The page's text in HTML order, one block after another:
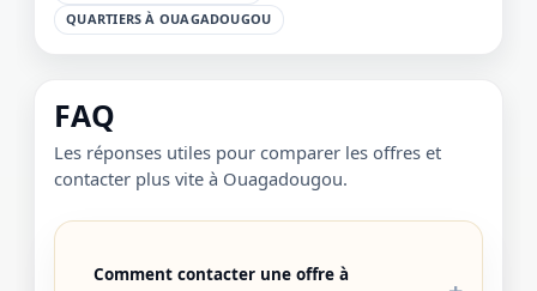
QUARTIERS À OUAGADOUGOU
FAQ
Les réponses utiles pour comparer les offres et
contacter plus vite à Ouagadougou.
Comment contacter une offre à